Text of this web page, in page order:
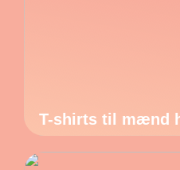
T-shirts til mænd